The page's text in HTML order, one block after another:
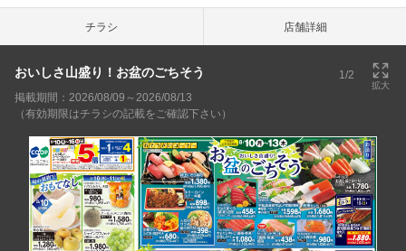
チラシ 店舗詳細
おいしさ山盛り！お盆のごちそう 1/2
拡大
掲載期間：2026/08/09～2026/08/13
（有効期限はチラシの記載をご確認下さい）